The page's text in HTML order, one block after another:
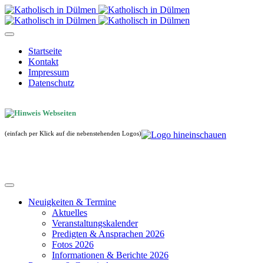
Startseite
Kontakt
Impressum
Datenschutz
(einfach per Klick auf die nebenstehenden Logos)
Neuigkeiten & Termine
Aktuelles
Veranstaltungskalender
Predigten & Ansprachen 2026
Fotos 2026
Informationen & Berichte 2026